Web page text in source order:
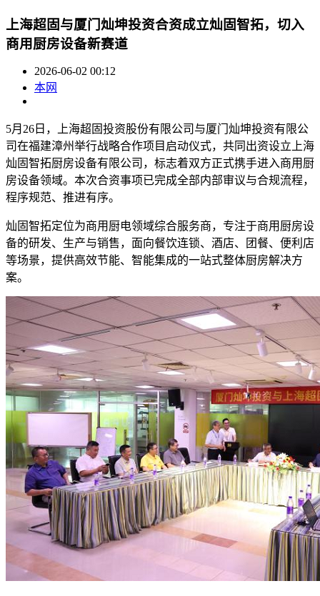
上海超固与厦门灿坤投资合资成立灿固智拓，切入
商用厨房设备新赛道
2026-06-02 00:12
本网
5月26日，上海超固投资股份有限公司与厦门灿坤投资有限公
司在福建漳州举行战略合作项目启动仪式，共同出资设立上海
灿固智拓厨房设备有限公司，标志着双方正式携手进入商用厨
房设备领域。本次合资事项已完成全部内部审议与合规流程，
程序规范、推进有序。
灿固智拓定位为商用厨电领域综合服务商，专注于商用厨房设
备的研发、生产与销售，面向餐饮连锁、酒店、团餐、便利店
等场景，提供高效节能、智能集成的一站式整体厨房解决方
案。